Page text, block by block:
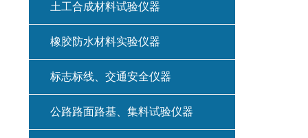
土工合成材料试验仪器
橡胶防水材料实验仪器
标志标线、交通安全仪器
公路路面路基、集料试验仪器